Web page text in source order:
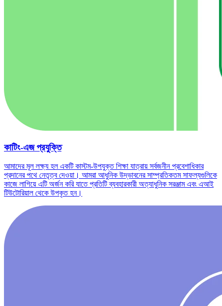
কাটিং-এজ প্রযুক্তি
আমাদের মূল লক্ষ্য হল একটি কাস্টম-উপযুক্ত শিক্ষা যাত্রায় সর্বজনীন প্রবেশাধিকার
প্রদানের পথে নেতৃত্ব দেওয়া। আমরা আধুনিক উদ্ভাবনের সাম্প্রতিকতম সাফল্যগুলিকে
কাজে লাগিয়ে এটি অর্জন করি যাতে প্রতিটি ব্যবহারকারী অত্যাধুনিক সরঞ্জাম এবং এআই
টিউটোরিয়াল থেকে উপকৃত হন।